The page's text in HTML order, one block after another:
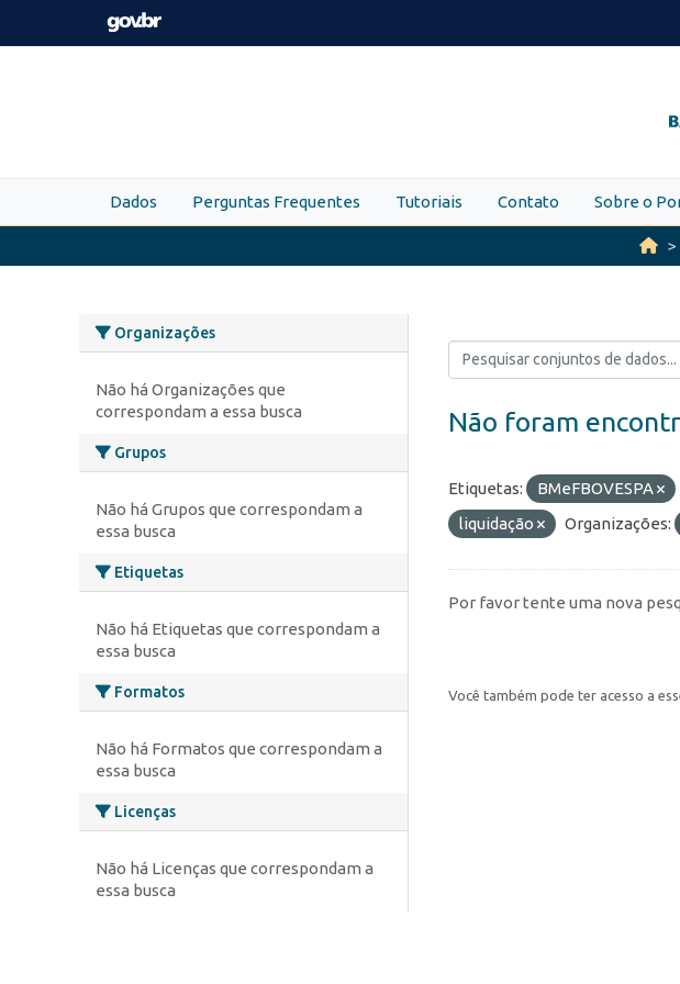
Skip to main content
Dados Perguntas Frequentes Tutoriais Contato Sobre o
Organizações
Não há Organizações que
correspondam a essa busca
Grupos
Não há Grupos que correspondam a
essa busca
Etiquetas
Não há Etiquetas que correspondam a
essa busca
Formatos
Não há Formatos que correspondam a
essa busca
Licenças
Não há Licenças que correspondam a
essa busca
Não foram
Etiquetas: BMeFBOVESPA
liquidação
Organizações:
Por favor tente uma nova
Você também pode ter acesso a